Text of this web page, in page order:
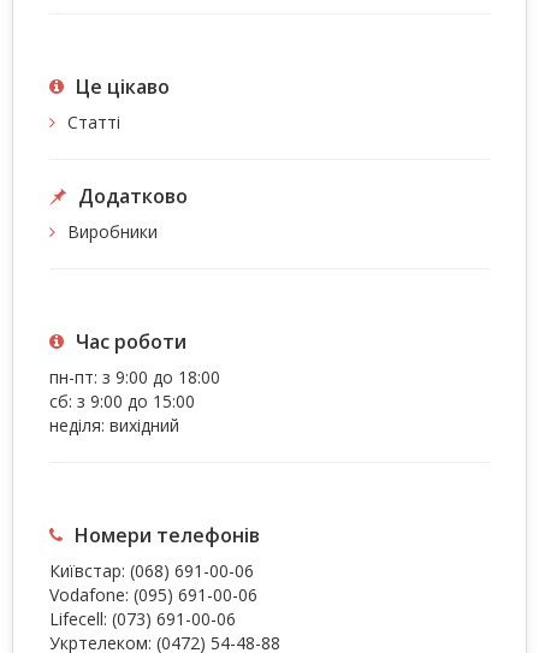
Це цiкаво
Статті
Додатково
Виробники
Час роботи
пн-пт: з 9:00 до 18:00
сб: з 9:00 до 15:00
неділя: вихідний
Номери телефонів
Київстар: (068) 691-00-06
Vodafone: (095) 691-00-06
Lifecell: (073) 691-00-06
Укртелеком: (0472) 54-48-88